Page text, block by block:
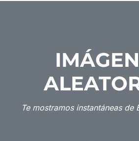
Te mostramos instantáneas de